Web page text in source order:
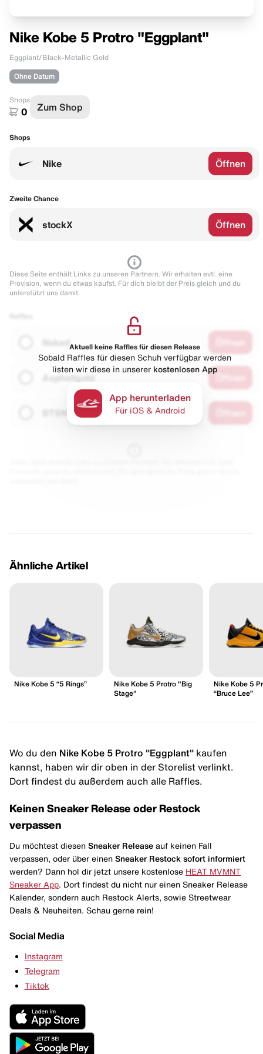
Nike Kobe 5 Protro "Eggplant"
Eggplant/Black-Metallic Gold
Ohne Datum
Shops
0 Zum Shop
Shops
Nike Öffnen
Zweite Chance
stockX Öffnen
Diese Seite enthält Links zu unseren Partnern. Wir erhalten evtl. eine
Provision, wenn du etwas kaufst. Für dich bleibt der Preis gleich und du
unterstützt uns damit.
Naked
Asphaltgold
Aktuell keine Raffles für diesen Release
Sobald Raffles für diesen Schuh verfügbar werden
listen wir diese in unserer kostenlosen App
App herunterladen
Für iOS & Android
Ähnliche Artikel
Nike Kobe 5 “5 Rings”
Nike Kobe 5 Protro "Big
Stage"
Nike Kobe 5
“Bruce Lee”
Wo du den Nike Kobe 5 Protro "Eggplant" kaufen
kannst, haben wir dir oben in der Storelist verlinkt.
Dort findest du außerdem auch alle Raffles.
Keinen Sneaker Release oder Restock
verpassen
Du möchtest diesen Sneaker Release auf keinen Fall
verpassen, oder über einen Sneaker Restock sofort informiert
werden? Dann hol dir jetzt unsere kostenlose HEAT MVMNT
Sneaker App . Dort findest du nicht nur einen Sneaker Release
Kalender, sondern auch Restock Alerts, sowie Streetwear
Deals & Neuheiten. Schau gerne rein!
Social Media
Instagram
Telegram
Tiktok